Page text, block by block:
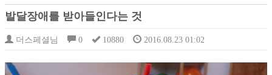
발달장애를 받아들인다는 것
더스페셜님 0 10880 2016.08.23 01:02